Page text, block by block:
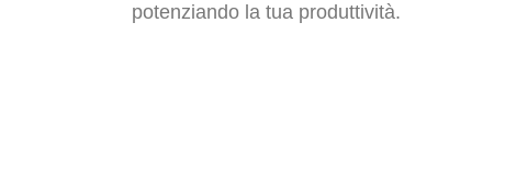
potenziando la tua produttività.